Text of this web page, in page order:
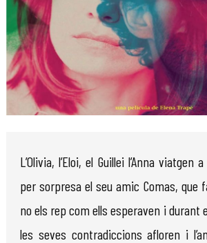
L’Olivia, l’Eloi, el Guillei l’Anna
per sorpresa el seu amic Comas, que
no els rep com ells esperaven i durant
les seves contradiccions afloren i